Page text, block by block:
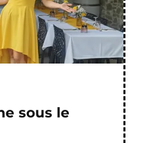
sous le